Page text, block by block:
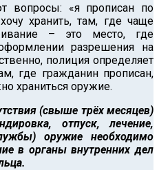
вопросы: «я прописан по
хранить, там, где чаще
– это место, где
разрешения на
полиция определяет
где гражданин прописан,
храниться оружие.
(свыше трёх месяцев)
отпуск, лечение,
оружие необходимо
в органы внутренних дел